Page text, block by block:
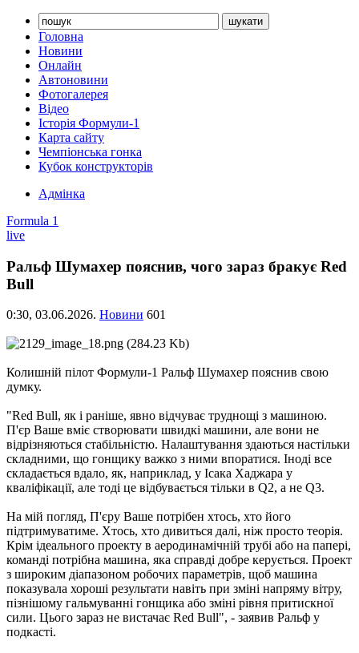
Головна
Новини
Онлайн
Автоновини
Фотогалерея
Відео
Історія Формули-1
Карта сайту
Чемпіонська гонка
Кубок конструкторів
Адмінка
Formula 1
live
Ральф Шумахер пояснив, чого зараз бракує Red
Bull
0:30, 03.06.2026. Новини 601
Колишній пілот Формули-1 Ральф Шумахер пояснив свою
думку.
"Red Bull, як і раніше, явно відчуває труднощі з машиною.
П'єр Ваше вміє створювати швидкі машини, але вони не
відрізняються стабільністю. Налаштування здаються настільки
складними, що гонщику важко з ними впоратися. Іноді все
складається вдало, як, наприклад, у Ісака Хаджара у
кваліфікації, але тоді це відбувається тільки в Q2, а не Q3.
На мій погляд, П'єру Ваше потрібен хтось, хто його
підтримуватиме. Хтось, хто дивиться далі, ніж просто теорія.
Крім ідеального проекту в аеродинамічній трубі або на папері,
команді потрібна машина, яка справді добре керується. Проект
з широким діапазоном робочих параметрів, щоб машина
показувала хороші результати навіть при зміні напряму вітру,
пізнішому гальмуванні гонщика або зміні рівня притискної
сили. Цього зараз не вистачає Red Bull", - заявив Ральф у
подкасті.